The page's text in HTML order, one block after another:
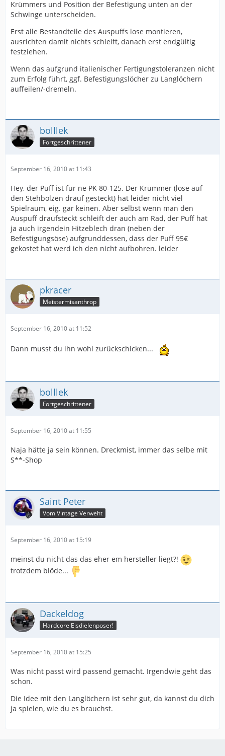
Krümmers und Position der Befestigung unten an der
Schwinge unterscheiden.
Erst alle Bestandteile des Auspuffs lose montieren,
ausrichten damit nichts schleift, danach erst endgültig
festziehen.
Wenn das aufgrund italienischer Fertigungstoleranzen nicht
zum Erfolg führt, ggf. Befestigungslöcher zu Langlöchern
auffeilen/-dremeln.
bolllek
Fortgeschrittener
September 16, 2010 at 11:43
Hey, der Puff ist für ne PK 80-125. Der Krümmer (lose auf
den Stehbolzen drauf gesteckt) hat leider nicht viel
Spielraum, eig. gar keinen. Aber selbst wenn man den
Auspuff draufsteckt schleift der auch am Rad, der Puff hat
ja auch irgendein Hitzeblech dran (neben der
Befestigungsöse) aufgrunddessen, dass der Puff 95€
gekostet hat werd ich den nicht aufbohren. leider
pkracer
Meistermisanthrop
September 16, 2010 at 11:52
Dann musst du ihn wohl zurückschicken...
bolllek
Fortgeschrittener
September 16, 2010 at 11:55
Naja hätte ja sein können. Dreckmist, immer das selbe mit
S**-Shop
Saint Peter
Vom Vintage Verweht
September 16, 2010 at 15:19
meinst du nicht das das eher em hersteller liegt?!
trotzdem blöde...
Dackeldog
Hardcore Eisdielenposer!
September 16, 2010 at 15:25
Was nicht passt wird passend gemacht. Irgendwie geht das
schon.
Die Idee mit den Langlöchern ist sehr gut, da kannst du dich
ja spielen, wie du es brauchst.